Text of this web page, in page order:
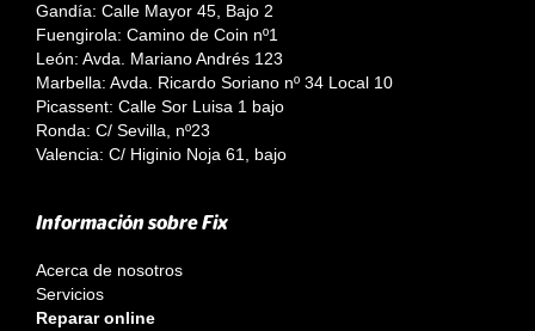
Gandía: Calle Mayor 45, Bajo 2
Fuengirola: Camino de Coin nº1
León: Avda. Mariano Andrés 123
Marbella: Avda. Ricardo Soriano nº 34 Local 10
Picassent: Calle Sor Luisa 1 bajo
Ronda: C/ Sevilla, nº23
Valencia: C/ Higinio Noja 61, bajo
Información sobre Fix
Acerca de nosotros
Servicios
Reparar online